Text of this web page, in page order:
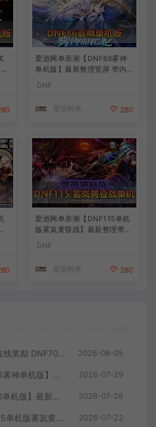
爱游网单亲测【DNF86雾神
单机版】最新整理宽屏 带内
新深渊副本 技能护石 虚拟机
DNF
爱游网单 280
爱游网单亲测【DNF115单机
版雾岚黄昏战】最新整理带魔
鬼剑女格斗新模型 美神 雾岚
机一键端 视频安装教学
DNF
爱游网单 280
更新1.1版 增加掉落和在线奖励 DNF70星月侍魂联机版 新版技能 丰富异次元技能装备词条 护石 辟邪玉 皮肤外观 BUFF技能徽章 史诗装备特效徽章 技能宝珠等 在线点 装备靠爆 2026-08-05
爱游网单亲测【DNF86雾神单机版】最新整理宽屏 带内辅便捷 新技能 界面UI 大冰龙 新深渊副本 技能护石 虚拟机一键端 视频安装教学 2026-07-29
爱游网单亲测【DNF70单机版】最新整理超神70微变 魂图 异界 安图恩 四小龙 镶嵌 内辅 异次元护石宝珠 未加密PVF虚拟机一键端 视频安装教学 2026-07-28
爱游网单亲测【DNF115单机版雾岚黄昏战】最新整理带魔枪三职业 女鬼剑 女圣职者 男鬼剑女格斗新模型 美神 雾岚副本 太初装备 快捷内辅 虚拟机一键端 视频安装教学 2026-07-22